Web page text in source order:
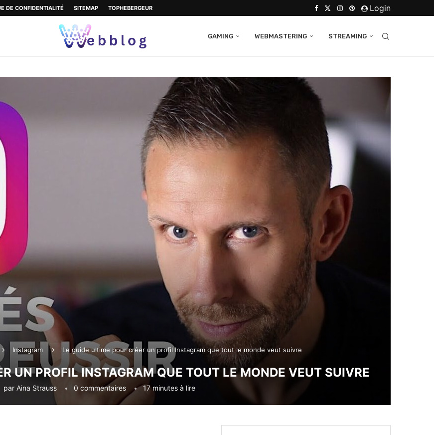
DE CONFIDENTIALITÉ SITEMAP TOPHEBERGEUR Login
GAMING WEBMASTERING STREAMING
Instagram Le guide ultime pour créer un profil Instagram que tout le monde veut suivre
UN PROFIL INSTAGRAM QUE TOUT LE MONDE VEUT SUIVRE
par Aina Strauss 0 commentaires 17 minutes à lire